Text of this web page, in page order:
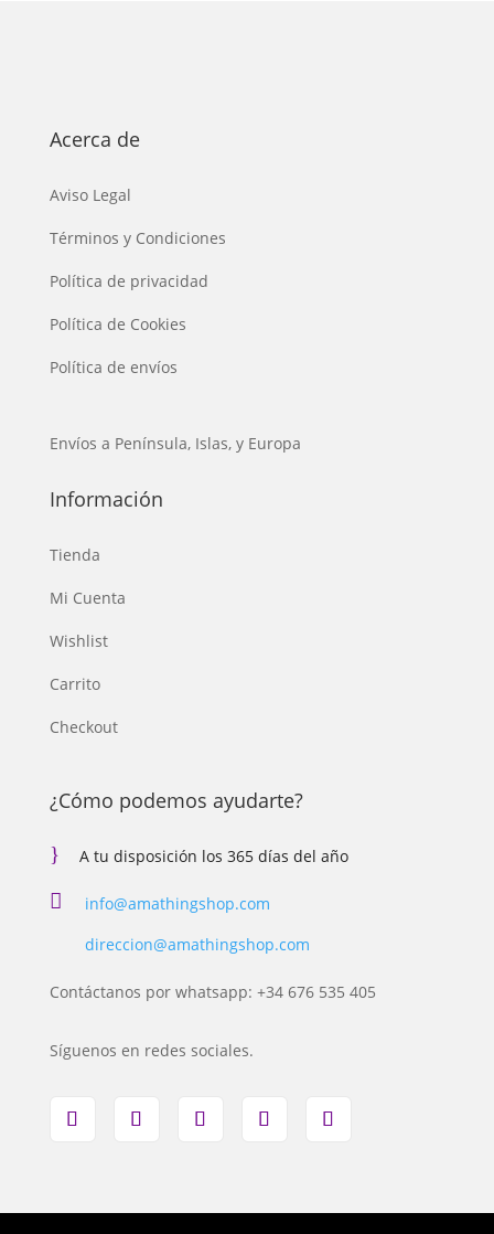
Acerca de
Aviso Legal
Términos y Condiciones
Política de privacidad
Política de Cookies
Política de envíos
Envíos a Península, Islas, y Europa
Información
Tienda
Mi Cuenta
Wishlist
Carrito
Checkout
¿Cómo podemos ayudarte?
} A tu disposición los 365 días del año

info@amathingshop.com
direccion@amathingshop.com
Contáctanos por whatsapp: +34 676 535 405
Síguenos en redes sociales.